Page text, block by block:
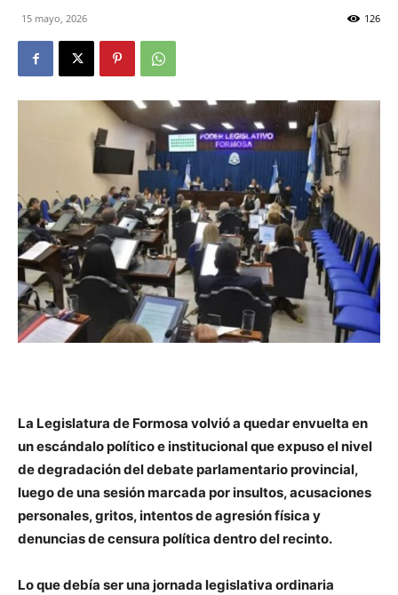
Verdad
es
que
15 mayo, 2026 126
La Legislatura de Formosa volvió a quedar envuelta en
un escándalo político e institucional que expuso el nivel
de degradación del debate parlamentario provincial,
luego de una sesión marcada por insultos, acusaciones
personales, gritos, intentos de agresión física y
denuncias de censura política dentro del recinto.
Lo que debía ser una jornada legislativa ordinaria